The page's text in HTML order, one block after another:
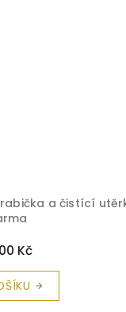
a čistící
Kč